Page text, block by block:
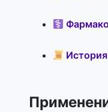
История